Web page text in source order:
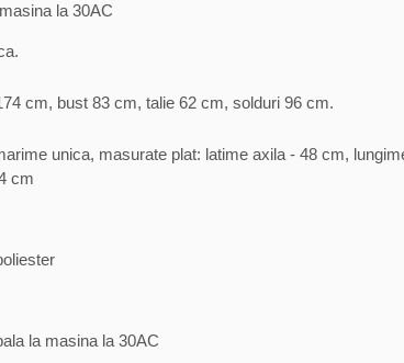
la 30AC
cm, bust 83 cm, talie 62 cm, solduri 96 cm.
unica, masurate plat: latime axila - 48 cm,
cm
la masina la 30AC